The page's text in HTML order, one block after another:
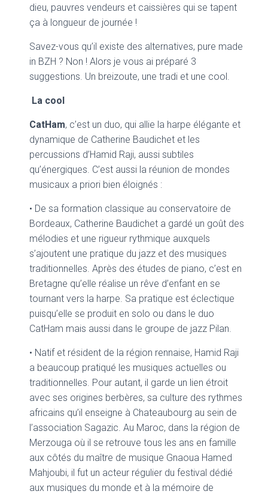
dieu, pauvres vendeurs et caissières qui se tapent
ça à longueur de journée !
Savez-vous qu’il existe des alternatives, pure made
in BZH ? Non ! Alors je vous ai préparé 3
suggestions. Un breizoute, une tradi et une cool.
La cool
CatHam, c’est un duo, qui allie la harpe élégante et
dynamique de Catherine Baudichet et les
percussions d’Hamid Raji, aussi subtiles
qu’énergiques. C’est aussi la réunion de mondes
musicaux a priori bien éloignés :
• De sa formation classique au conservatoire de
Bordeaux, Catherine Baudichet a gardé un goût des
mélodies et une rigueur rythmique auxquels
s’ajoutent une pratique du jazz et des musiques
traditionnelles. Après des études de piano, c’est en
Bretagne qu’elle réalise un rêve d’enfant en se
tournant vers la harpe. Sa pratique est éclectique
puisqu’elle se produit en solo ou dans le duo
CatHam mais aussi dans le groupe de jazz Pilan.
• Natif et résident de la région rennaise, Hamid Raji
a beaucoup pratiqué les musiques actuelles ou
traditionnelles. Pour autant, il garde un lien étroit
avec ses origines berbères, sa culture des rythmes
africains qu’il enseigne à Chateaubourg au sein de
l’association Sagazic. Au Maroc, dans la région de
Merzouga où il se retrouve tous les ans en famille
aux côtés du maître de musique Gnaoua Hamed
Mahjoubi, il fut un acteur régulier du festival dédié
aux musiques du monde et à la mémoire de